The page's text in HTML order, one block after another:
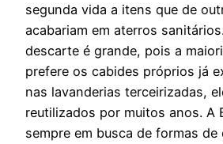
segunda vida a itens que de
acabariam em aterros
descarte é grande, pois a
prefere os cabides próprios já
nas lavanderias terceirizadas,
reutilizados por muitos anos. A
sempre em busca de formas de